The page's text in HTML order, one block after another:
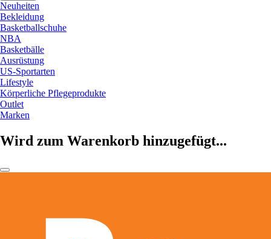
Neuheiten
Bekleidung
Basketballschuhe
NBA
Basketbälle
Ausrüstung
US-Sportarten
Lifestyle
Körperliche Pflegeprodukte
Outlet
Marken
Wird zum Warenkorb hinzugefügt...